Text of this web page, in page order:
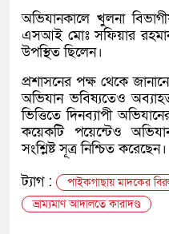
অভিযানকালে খুলনা
এসআই মোঃ সফিয়ার
উপস্থিত ছিলেন।
প্রশাসনের পক্ষ থেকে
অভিযান ভবিষ্যতেও
ভিত্তিতে দিনব্যাপী
কয়েকটি পয়েন্টেও
সংশ্লিষ্ট সূত্র নিশ্চিত করেছেন।
ট্যাগ :
পাইকগাছায় মাদকের
ভ্রাম্যমাণ আদালতে কারাদণ্ড